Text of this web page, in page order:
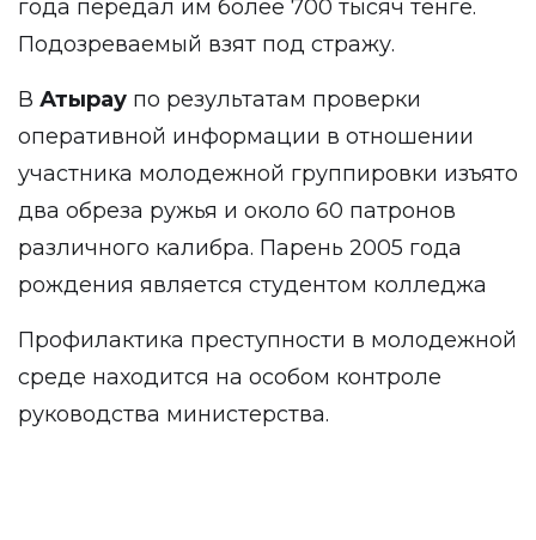
года передал им более 700 тысяч тенге.
Подозреваемый взят под стражу.
В Атырау по результатам проверки
оперативной информации в отношении
участника молодежной группировки изъято
два обреза ружья и около 60 патронов
различного калибра. Парень 2005 года
рождения является студентом колледжа
Профилактика преступности в молодежной
среде находится на особом контроле
руководства министерства.